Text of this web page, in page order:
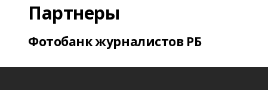
Партнеры
Фотобанк журналистов РБ